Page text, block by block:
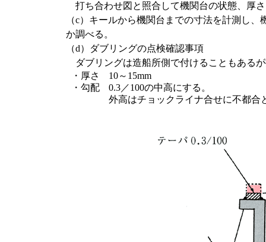
打ち合わせ図と照合して機関台の状態、厚
（c）キールから機関台までの寸法を計測し
か調べる。
（d）ダブリングの点検確認事項
ダブリングは造船所側で付けることもある
・厚さ
10～15mm
・勾配
0.3／100の中高にする。
外高はチョックライナ合せに不都合